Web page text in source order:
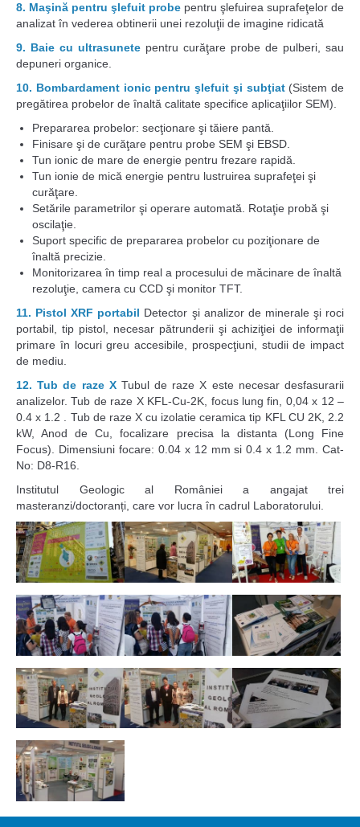
8. Maşină pentru şlefuit probe pentru şlefuirea suprafeţelor de
analizat în vederea obtinerii unei rezoluţii de imagine ridicată
9. Baie cu ultrasunete pentru curăţare probe de pulberi, sau
depuneri organice.
10. Bombardament ionic pentru şlefuit şi subţiat(Sistem de
pregătirea probelor de înaltă calitate specifice aplicaţiilor SEM).
Prepararea probelor: secţionare şi tăiere pantă.
Finisare şi de curăţare pentru probe SEM şi EBSD.
Tun ionic de mare de energie pentru frezare rapidă.
Tun ionie de mică energie pentru lustruirea suprafeţei şi
curăţare.
Setările parametrilor şi operare automată. Rotaţie probă şi
oscilaţie.
Suport specific de prepararea probelor cu poziţionare de
înaltă precizie.
Monitorizarea în timp real a procesului de măcinare de înaltă
rezoluţie, camera cu CCD şi monitor TFT.
11. Pistol XRF portabil Detector şi analizor de minerale şi roci
portabil, tip pistol, necesar pătrunderii şi achiziţiei de informaţii
primare în locuri greu accesibile, prospecţiuni, studii de impact
de mediu.
12. Tub de raze XTubul de raze X este necesar desfasurarii
analizelor. Tub de raze X KFL-Cu-2K, focus lung fin, 0,04 x 12 –
0.4 x 1.2 . Tub de raze X cu izolatie ceramica tip KFL CU 2K, 2.2
kW, Anod de Cu, focalizare precisa la distanta (Long Fine
Focus). Dimensiuni focare: 0.04 x 12 mm si 0.4 x 1.2 mm. Cat-
No: D8-R16.
Institutul Geologic al României a angajat trei
masteranzi/doctoranți, care vor lucra în cadrul Laboratorului.